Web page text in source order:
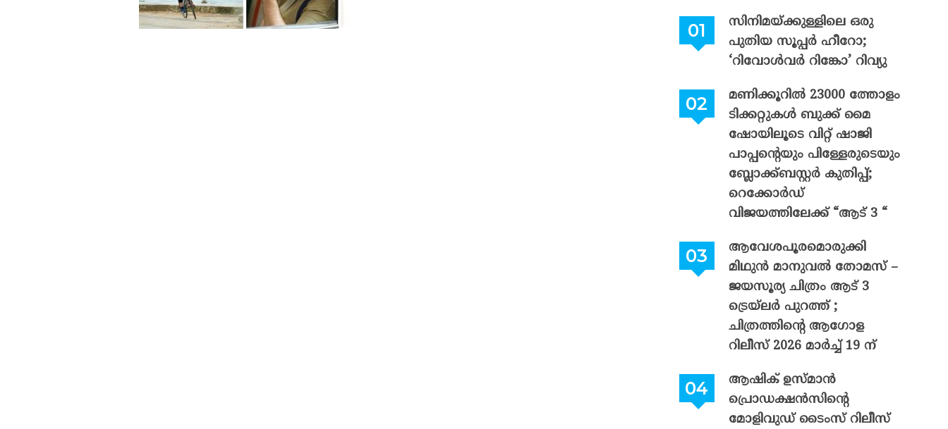
സിനിമയ്ക്കുള്ളിലെ ഒരു
പുതിയ സൂപ്പർ ഹീറോ;
‘റിവോൾവർ റിങ്കോ’ റിവ്യു
മണിക്കൂറിൽ 23000 ത്തോളം
ടിക്കറ്റുകൾ ബുക്ക് മൈ
ഷോയിലൂടെ വിറ്റ് ഷാജി
പാപ്പന്റെയും പിള്ളേരുടെയും
ബ്ലോക്ക്ബസ്റ്റർ കുതിപ്പ്;
റെക്കോർഡ്
വിജയത്തിലേക്ക് “ആട് 3 “
ആവേശപൂരമൊരുക്കി
മിഥുൻ മാനുവൽ തോമസ് –
ജയസൂര്യ ചിത്രം ആട് 3
ട്രെയ്‌ലർ പുറത്ത് ;
ചിത്രത്തിന്റെ ആഗോള
റിലീസ് 2026 മാർച്ച് 19 ന്
ആഷിക് ഉസ്മാൻ
പ്രൊഡക്ഷൻസിന്റെ
മോളിവുഡ് ടൈംസ് റിലീസ്